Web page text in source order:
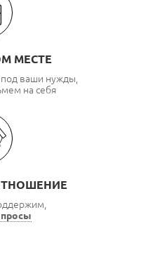
МЕСТЕ
под ваши нужды,
на себя